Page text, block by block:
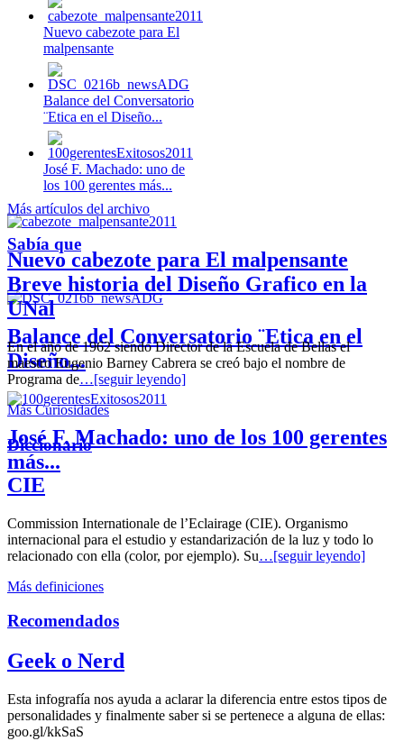
Nuevo cabezote para El
malpensante
Balance del Conversatorio
¨Etica en el Diseño...
José F. Machado: uno de
los 100 gerentes más...
Nuevo cabezote para El malpensante
Balance del Conversatorio ¨Etica en el
Diseño...
José F. Machado: uno de los 100 gerentes
más...
Más artículos del archivo
Sabía que
Breve historia del Diseño Grafico en la
UNal
En el año de 1962 siendo Director de la Escuela de Bellas el
maestro Eugenio Barney Cabrera se creó bajo el nombre de
Programa de…[seguir leyendo]
Más Curiosidades
Diccionario
CIE
Commission Internationale de l’Eclairage (CIE). Organismo
internacional para el estudio y estandarización de la luz y todo lo
relacionado con ella (color, por ejemplo). Su…[seguir leyendo]
Más definiciones
Recomendados
Geek o Nerd
Esta infografía nos ayuda a aclarar la diferencia entre estos tipos de
personalidades y finalmente saber si se pertenece a alguna de ellas:
goo.gl/kkSaS